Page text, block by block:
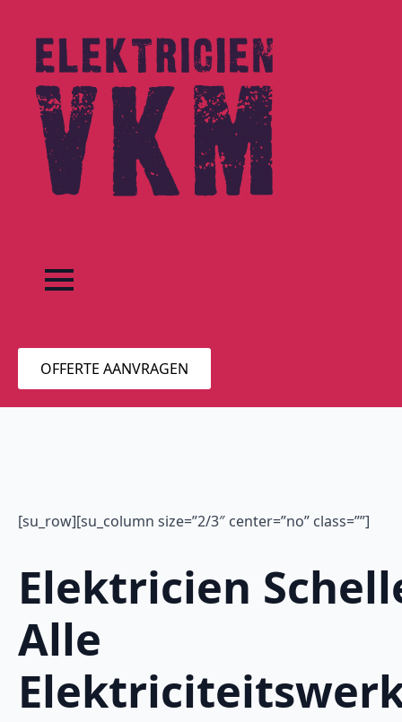
OFFERTE AANVRAGEN
[su_row][su_column size=”2/3″ center=”no” class=””]
Elektricien
Alle